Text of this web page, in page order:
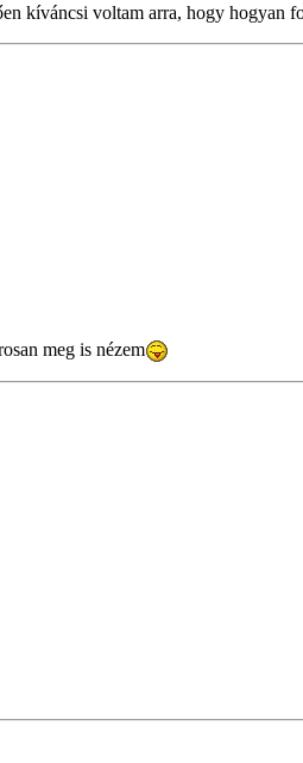
kíváncsi voltam arra, hogy hogyan
meg is nézem